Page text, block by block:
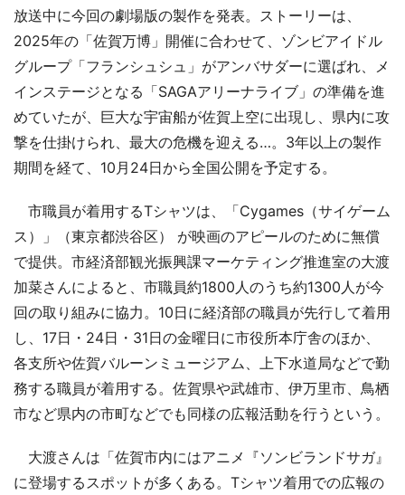
放送中に今回の劇場版の製作を発表。ストーリーは、
2025年の「佐賀万博」開催に合わせて、ゾンビアイドル
グループ「フランシュシュ」がアンバサダーに選ばれ、メ
インステージとなる「SAGAアリーナライブ」の準備を進
めていたが、巨大な宇宙船が佐賀上空に出現し、県内に攻
撃を仕掛けられ、最大の危機を迎える…。3年以上の製作
期間を経て、10月24日から全国公開を予定する。
市職員が着用するTシャツは、「Cygames（サイゲーム
ス）」（東京都渋谷区） が映画のアピールのために無償
で提供。市経済部観光振興課マーケティング推進室の大渡
加菜さんによると、市職員約1800人のうち約1300人が今
回の取り組みに協力。10日に経済部の職員が先行して着用
し、17日・24日・31日の金曜日に市役所本庁舎のほか、
各支所や佐賀バルーンミュージアム、上下水道局などで勤
務する職員が着用する。佐賀県や武雄市、伊万里市、鳥栖
市など県内の市町などでも同様の広報活動を行うという。
大渡さんは「佐賀市内にはアニメ『ソンビランドサガ』
に登場するスポットが多くある。Tシャツ着用での広報の